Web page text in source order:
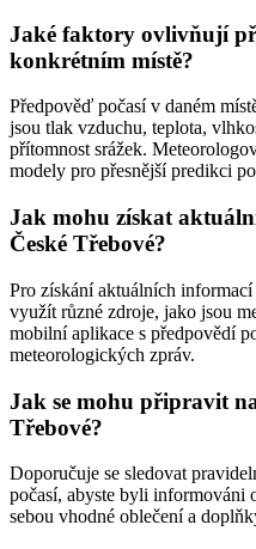
Jaké faktory ovlivňují
konkrétním místě?
Předpověď počasí v daném
jsou tlak vzduchu, teplota,
přítomnost srážek.
modely pro přesnější predikci
Jak mohu získat
České Třebové?
Pro získání aktuálních
využít různé zdroje, jako jsou
mobilní aplikace s předpovědí
meteorologických zpráv.
Jak se mohu připravit
Třebové?
Doporučuje se sledovat
počasí, abyste byli informováni
sebou vhodné oblečení a